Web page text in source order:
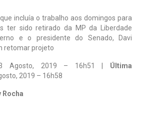
incluía o trabalho aos domingos para
ter sido retirado da MP da Liberdade
e o presidente do Senado, Davi
retomar projeto
Agosto, 2019 – 16h51 | Última
2019 – 16h58
Rocha